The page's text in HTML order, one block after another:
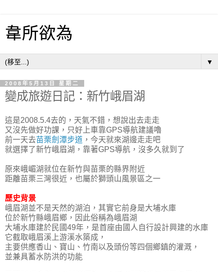
韋所欲為
▼
2008年5月13日 星期二
變成旅遊日記：新竹峨眉湖
這是2008.5.4去的，天氣不錯，想說出去走走
又沒先做好功課，只好上車靠GPS導航建議嚕
前一天去苗栗劍潭步道 ，今天就來湖邊走走吧
就選擇了新竹峨眉湖，靠著GPS導航，沒多久就到了
原來峨嵋湖就位在新竹與苗栗的縣界附近
距離苗栗三灣很近，也屬於獅頭山風景區之一
歷史背景
峨眉湖並不是天然的湖泊，其實它前身是大埔水庫
位於新竹縣峨眉鄉，因此俗稱為峨眉湖
大埔水庫建於民國49年，是首座由國人自行設計興建的水庫
它截取峨眉溪上游溪水築成，
主要供應香山、寶山、竹南以及頭份等四個鄉鎮的灌溉，
並兼具蓄水防洪的功能